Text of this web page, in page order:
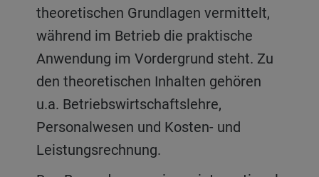
theoretischen Grundlagen vermittelt,
während im Betrieb die praktische
Anwendung im Vordergrund steht. Zu
den theoretischen Inhalten gehören
u.a. Betriebswirtschaftslehre,
Personalwesen und Kosten- und
Leistungsrechnung.